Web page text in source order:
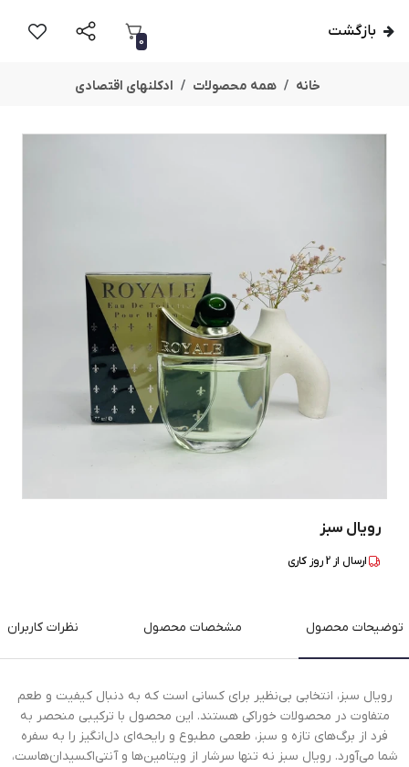
بازگشت
0
خانه همه محصولات ادکلنهای اقتصادی
رویال سبز
ارسال از 2روز کاری
توضیحات محصول مشخصات محصول نظرات کاربران
رویال سبز، انتخابی بی‌نظیر برای کسانی است که به دنبال کیفیت و طعم
متفاوت در محصولات خوراکی هستند. این محصول با ترکیبی منحصر به
فرد از برگ‌های تازه و سبز، طعمی مطبوع و رایحه‌ای دل‌انگیز را به سفره
شما می‌آورد. رویال سبز نه تنها سرشار از ویتامین‌ها و آنتی‌اکسیدان‌هاست،